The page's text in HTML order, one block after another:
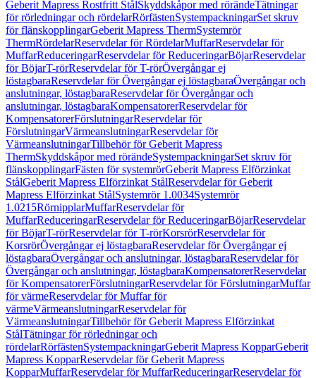
Geberit Mapress Rostfritt StålSkyddskåpor med rörändeTätningar
för rörledningar och rördelarRörfästenSystempackningarSet skruv
för flänskopplingarGeberit Mapress ThermSystemrör
ThermRördelarReservdelar för RördelarMuffarReservdelar för
MuffarReduceringarReservdelar för ReduceringarBöjarReservdelar
för BöjarT-rörReservdelar för T-rörÖvergångar ej
löstagbaraReservdelar för Övergångar ej löstagbaraÖvergångar och
anslutningar, löstagbaraReservdelar för Övergångar och
anslutningar, löstagbaraKompensatorerReservdelar för
KompensatorerFörslutningarReservdelar för
FörslutningarVärmeanslutningarReservdelar för
VärmeanslutningarTillbehör för Geberit Mapress
ThermSkyddskåpor med rörändeSystempackningarSet skruv för
flänskopplingarFästen för systemrörGeberit Mapress Elförzinkat
StålGeberit Mapress Elförzinkat StålReservdelar för Geberit
Mapress Elförzinkat StålSystemrör 1.0034Systemrör
1.0215RörnipplarMuffarReservdelar för
MuffarReduceringarReservdelar för ReduceringarBöjarReservdelar
för BöjarT-rörReservdelar för T-rörKorsrörReservdelar för
KorsrörÖvergångar ej löstagbaraReservdelar för Övergångar ej
löstagbaraÖvergångar och anslutningar, löstagbaraReservdelar för
Övergångar och anslutningar, löstagbaraKompensatorerReservdelar
för KompensatorerFörslutningarReservdelar för FörslutningarMuffar
för värmeReservdelar för Muffar för
värmeVärmeanslutningarReservdelar för
VärmeanslutningarTillbehör för Geberit Mapress Elförzinkat
StålTätningar för rörledningar och
rördelarRörfästenSystempackningarGeberit Mapress KopparGeberit
Mapress KopparReservdelar för Geberit Mapress
KopparMuffarReservdelar för MuffarReduceringarReservdelar för